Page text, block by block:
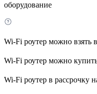
оборудование
Wi-Fi роутер можно взять
Wi-Fi роутер можно
Wi-Fi роутер в рассрочку